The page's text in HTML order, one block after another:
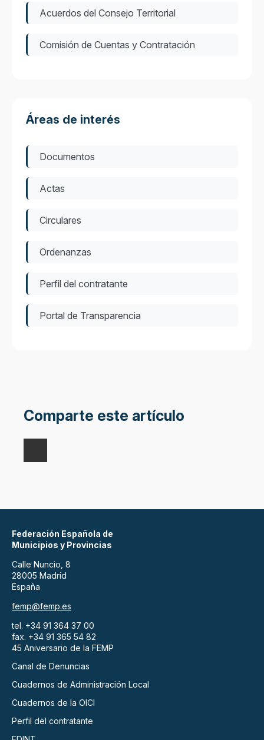
Acuerdos del Consejo Territorial
Comisión de Cuentas y Contratación
Áreas de interés
Documentos
Actas
Circulares
Ordenanzas
Perfil del contratante
Portal de Transparencia
Comparte este artículo
Federación Española de
Municipios y Provincias
Calle Nuncio, 8
28005 Madrid
España
femp@femp.es
tel. +34 91 364 37 00
fax. +34 91 365 54 82
45 Aniversario de la FEMP
Canal de Denuncias
Cuadernos de Administración Local
Cuadernos de la OICI
Perfil del contratante